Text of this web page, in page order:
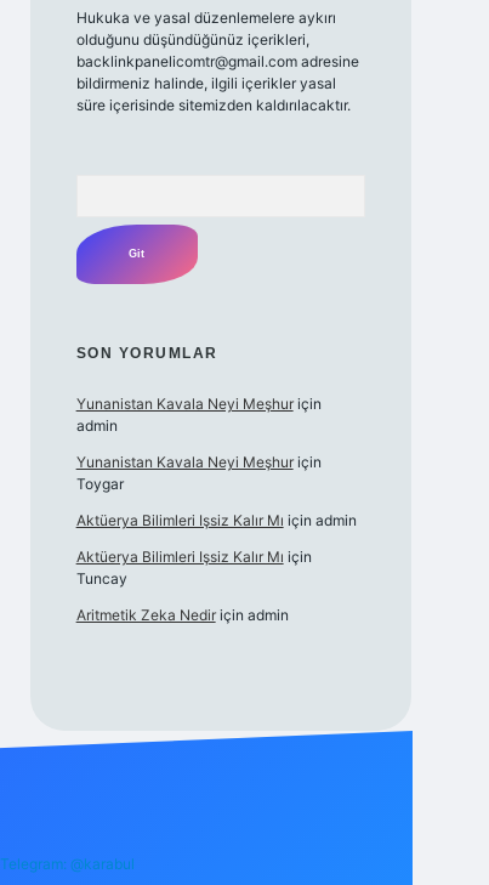
Hukuka ve yasal düzenlemelere aykırı
olduğunu düşündüğünüz içerikleri,
backlinkpanelicomtr@gmail.comadresine
bildirmeniz halinde, ilgili içerikler yasal
süre içerisinde sitemizden kaldırılacaktır.
SON YORUMLAR
Yunanistan Kavala Neyi Meşhuriçin
admin
Yunanistan Kavala Neyi Meşhuriçin
Toygar
Aktüerya Bilimleri Işsiz Kalır Mı için admin
Aktüerya Bilimleri Işsiz Kalır Mı için
Tuncay
Aritmetik Zeka Nediriçin admin
Telegram: @karabul